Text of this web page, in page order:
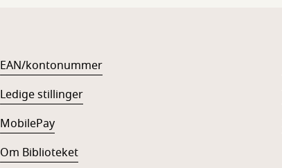
EAN/kontonummer
Ledige stillinger
MobilePay
Om Biblioteket